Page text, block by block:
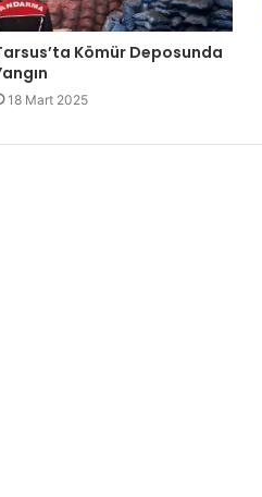
Kömür Deposunda
18 Mart 2025